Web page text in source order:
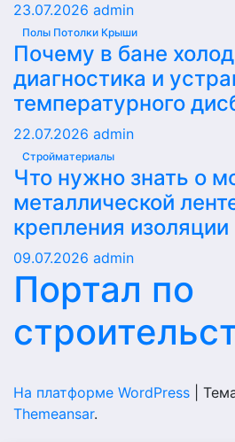
23.07.2026 admin
Полы Потолки Крыши
Почему в бане
диагностика и
температурного
22.07.2026 admin
Стройматериалы
Что нужно знать о
металлической
крепления изоляции
09.07.2026 admin
Портал по
На платформе WordPress
Themeansar.